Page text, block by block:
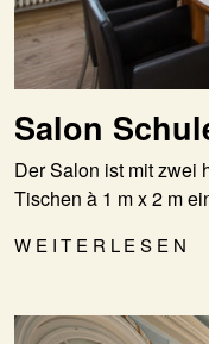
Salon
Der Salon ist mit zwei
Tischen à 1 m x 2 m
WEITERLESEN